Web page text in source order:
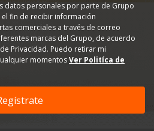
datos personales por parte de Grupo
el fin de recibir información
comerciales a través de correo
marcas del Grupo, de acuerdo
Privacidad. Puedo retirar mi
momentosVer Politíca de